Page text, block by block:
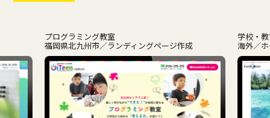
プログラミング教室
福岡県北九州市 ランディングページ作成
学校・
海外